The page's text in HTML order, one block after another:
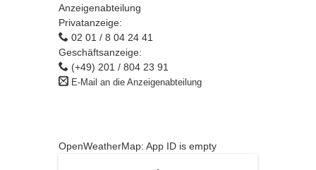
Anzeigenabteilung
Privatanzeige:
02 01 / 8 04 24 41
Geschäftsanzeige:
(+49) 201 / 804 23 91
E-Mail an die Anzeigenabteilung
OpenWeatherMap: App ID is empty